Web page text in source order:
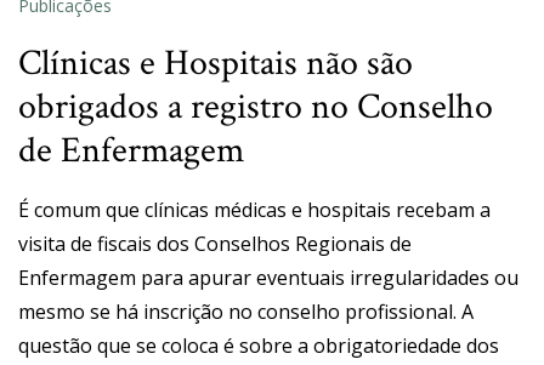
Publicações
Clínicas e Hospitais não são
obrigados a registro no Conselho
de Enfermagem
É comum que clínicas médicas e hospitais recebam a
visita de fiscais dos Conselhos Regionais de
Enfermagem para apurar eventuais irregularidades ou
mesmo se há inscrição no conselho profissional. A
questão que se coloca é sobre a obrigatoriedade dos